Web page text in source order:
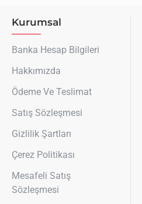
Kurumsal
Banka Hesap Bilgileri
Hakkımızda
Ödeme Ve Teslimat
Satış Sözleşmesi
Gizlilik Şartları
Çerez Politikası
Mesafeli Satış
Sözleşmesi